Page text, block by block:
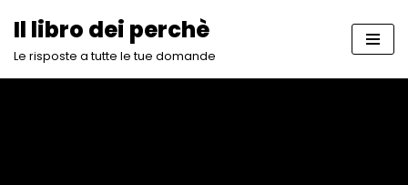
Vai
Il libro dei perchè
Le risposte a tutte le tue domande